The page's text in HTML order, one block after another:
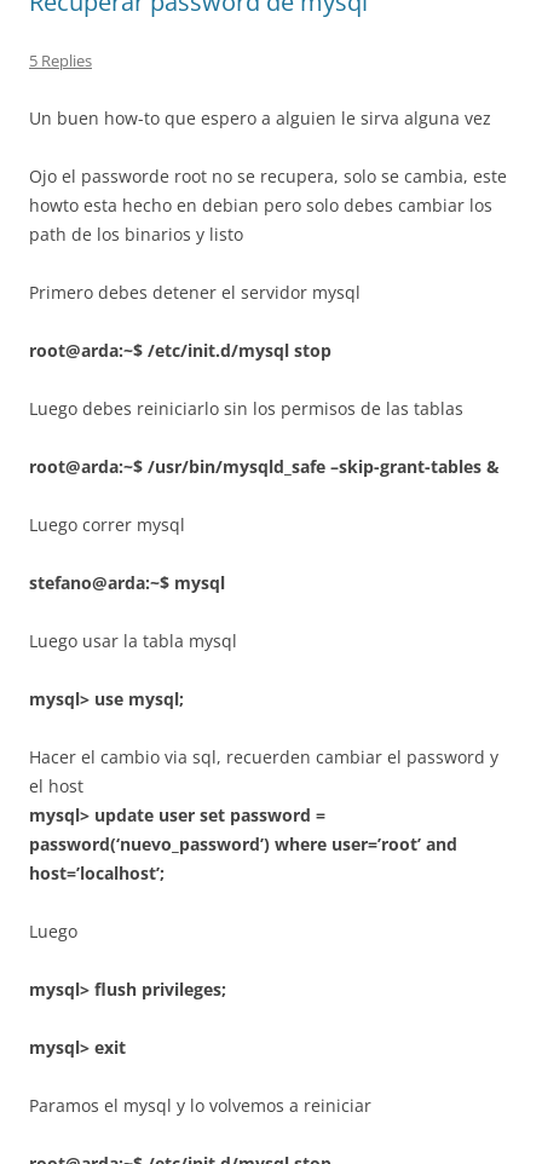
5 Replies
Un buen how-to que espero a alguien le sirva alguna vez
Ojo el passworde root no se recupera, solo se cambia, este
howto esta hecho en debian pero solo debes cambiar los
path de los binarios y listo
Primero debes detener el servidor mysql
root@arda:~$ /etc/init.d/mysql stop
Luego debes reiniciarlo sin los permisos de las tablas
root@arda:~$ /usr/bin/mysqld_safe –skip-grant-tables &
Luego correr mysql
stefano@arda:~$ mysql
Luego usar la tabla mysql
mysql> use mysql;
Hacer el cambio via sql, recuerden cambiar el password y
el host
mysql> update user set password =
password(‘nuevo_password’) where user=’root’ and
host=’localhost’;
Luego
mysql> flush privileges;
mysql> exit
Paramos el mysql y lo volvemos a reiniciar